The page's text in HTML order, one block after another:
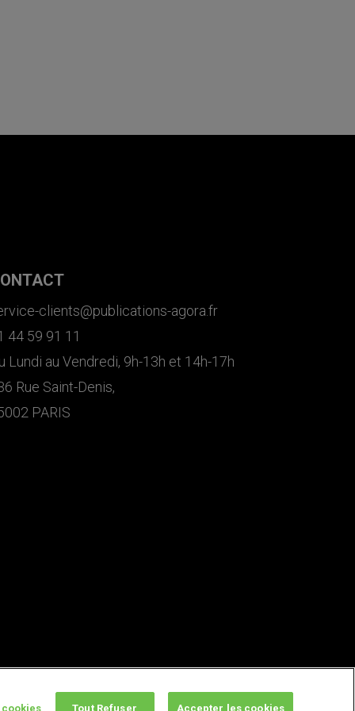
clients@publications-agora.fr
44 59 91 11
Lundi au Vendredi, 9h-13h et 14h-17h
Rue Saint-Denis,
PARIS
Tout Refuser Accepter les cookies